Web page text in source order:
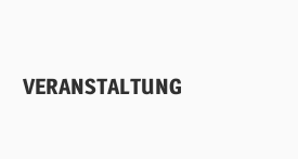
VERANSTALTUNG